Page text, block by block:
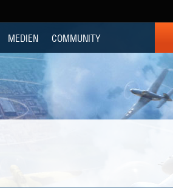
MEDIEN COMMUNITY